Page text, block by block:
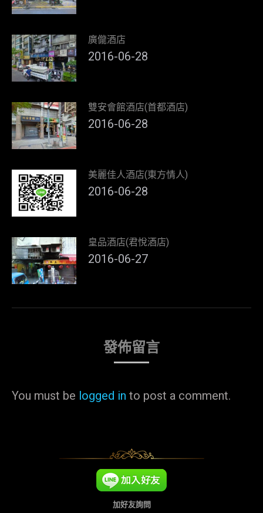
廣儱酒店
2016-06-28
雙安會館酒店(首都酒店)
2016-06-28
美麗佳人酒店(東方情人)
2016-06-28
皇品酒店(君悅酒店)
2016-06-27
發佈留言
You must be logged in to post a comment.
加好友詢問